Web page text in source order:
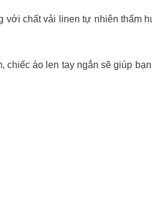
chất vải linen tự nhiên thấm
áo len tay ngắn sẽ giúp